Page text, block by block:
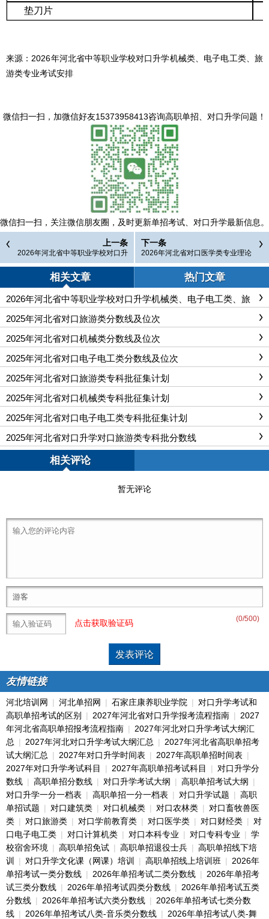
垫刀片
来源： 2026年河北省中等职业学校对口升学机械类、电子电工类、旅
游类专业考试安排
微信扫一扫， 加微信好友15373958413咨询高职单招、对口升学问题 ！
微信扫一扫， 关注微信朋友圈，及时更新单招考试、对口升学最新信息。
上一条
2026年河北省中等职业学校对口升
学专业考试准考证打印时间一览表
下一条
2026年河北省对口医学类专业理论
和专业技能考试时间及地点
相关文章 热门文章
2026年河北省中等职业学校对口升学机械类、电子电工类、旅
游类专业考试安排
2025年河北省对口旅游类分数线及位次
2025年河北省对口机械类分数线及位次
2025年河北省对口电子电工类分数线及位次
2025年河北省对口旅游类专科批征集计划
2025年河北省对口机械类专科批征集计划
2025年河北省对口电子电工类专科批征集计划
2025年河北省对口升学对口旅游类专科批分数线
相关评论
暂无评论
(0/500)
点击获取验证码
友情链接
河北培训网 | 河北单招网 | 石家庄康养职业学院 | 对口升学考试和
高职单招考试的区别
| 2027年河北省对口升学报考流程指南 | 2027
年河北省高职单招报考流程指南 | 2027年河北对口升学考试大纲汇
总 | 2027年河北对口升学考试大纲汇总 | 2027年河北省高职单招考
试大纲汇总 | 2027年对口升学时间表 | 2027年高职单招时间表 |
2027年对口升学考试科目
| 2027年高职单招考试科目 | 对口升学分
数线 | 高职单招分数线 | 对口升学考试大纲 | 高职单招考试大纲 |
对口升学一分一档表 | 高职单招一分一档表 | 对口升学试题 | 高职
单招试题 | 对口建筑类 | 对口机械类 | 对口农林类 | 对口畜牧兽医
类 | 对口旅游类 | 对口学前教育类 | 对口医学类 | 对口财经类 | 对
口电子电工类 | 对口计算机类 | 对口本科专业 | 对口专科专业 | 学
校宿舍环境 | 高职单招免试 | 高职单招退役士兵 | 高职单招线下培
训
| 对口升学文化课（网课）培训 | 高职单招线上培训班 | 2026年
单招考试一类分数线 | 2026年单招考试二类分数线 | 2026年单招考
试三类分数线 | 2026年单招考试四类分数线 | 2026年单招考试五类
分数线 | 2026年单招考试六类分数线 | 2026年单招考试七类分数
线 | 2026年单招考试八类-音乐类分数线 | 2026年单招考试八类-舞